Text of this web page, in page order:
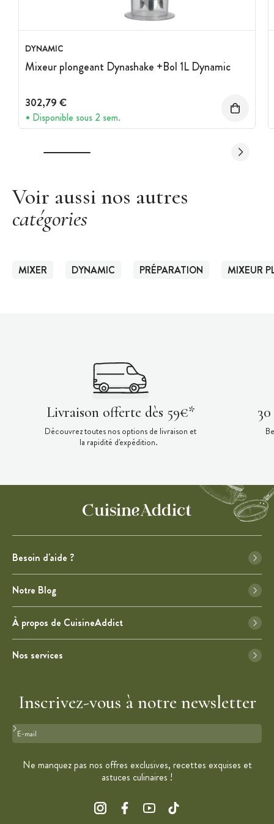
DYNAMIC
Mixeur plongeant Dynashake +Bol 1L Dynamic
302,79 €
Disponible sous 2 sem.
Voir aussi nos autres
catégories
MIXER DYNAMIC PRÉPARATION MIXEUR
Livraison offerte dès 59€*
Découvrez toutes nos options de livraison et
la rapidité d'expédition.
Besoin d'aide ?
Notre Blog
À propos de CuisineAddict
Nos services
Inscrivez-vous à notre newsletter
Format : adresse@email.com
Ne manquez pas nos offres exclusives, recettes exquises et
astuces culinaires !